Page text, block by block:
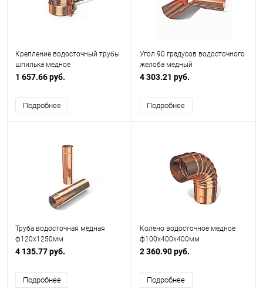
Крепление водосточный трубы
шпилька медное
ф120х10х250мм
1 657.66 руб.
Подробнее
Угол 90 градусов водосточного
желоба медный
ф120х400х400мм
4 303.21 руб.
Подробнее
Труба водосточная медная
ф120х1250мм
4 135.77 руб.
Подробнее
Колено водосточное медное
ф100х400x400мм
2 360.90 руб.
Подробнее